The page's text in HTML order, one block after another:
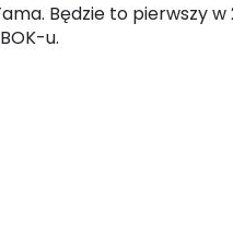
Będzie to pierwszy w
u.